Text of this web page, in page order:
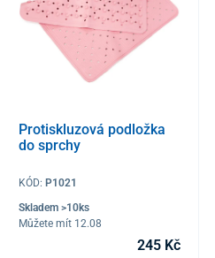
Protiskluzová podložka
do sprchy
KÓD: P1021
Skladem >10ks
Můžete mít 12.08
245 Kč